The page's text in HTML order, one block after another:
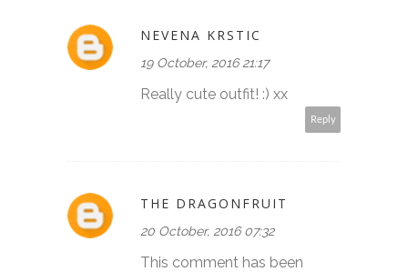
NEVENA KRSTIC
19 October, 2016 21:17
Really cute outfit! :) xx
Reply
THE DRAGONFRUIT
20 October, 2016 07:32
This comment has been